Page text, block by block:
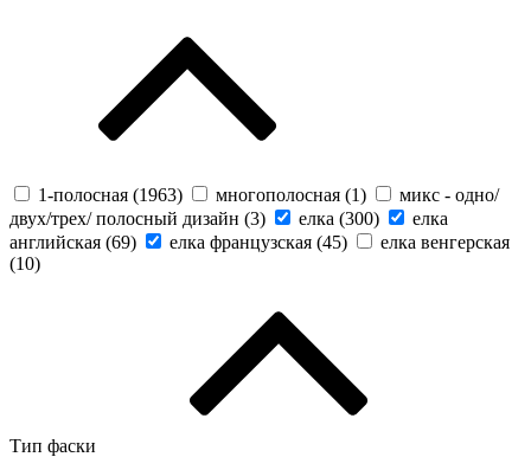
1-полосная (1963) многополосная (1)
микс - одно/
двух/трех/ полосный дизайн (3) елка (300)
елка
английская (69) елка французская (45)
елка венгерская
(10)
Тип фаски